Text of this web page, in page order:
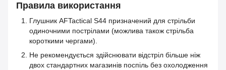
Правила використання
Глушник AFTactical S44 призначений для стрільби
одиночними пострілами (можлива також стрільба
короткими чергами).
Не рекомендується здійснювати відстріл більше ніж
двох стандартних магазинів поспіль без охолодження